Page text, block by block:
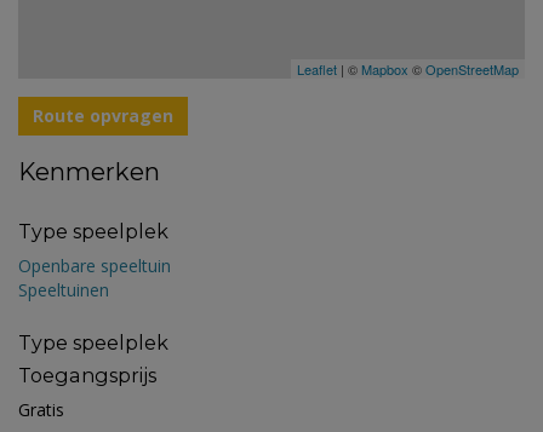
Leaflet | © Mapbox ©OpenStreetMap
Route opvragen
Kenmerken
Type speelplek
Openbare speeltuin
Speeltuinen
Type speelplek
Toegangsprijs
Gratis